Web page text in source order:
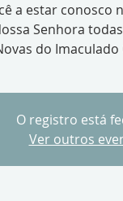
a estar conosco
Senhora
do
O registro está
Ver outros